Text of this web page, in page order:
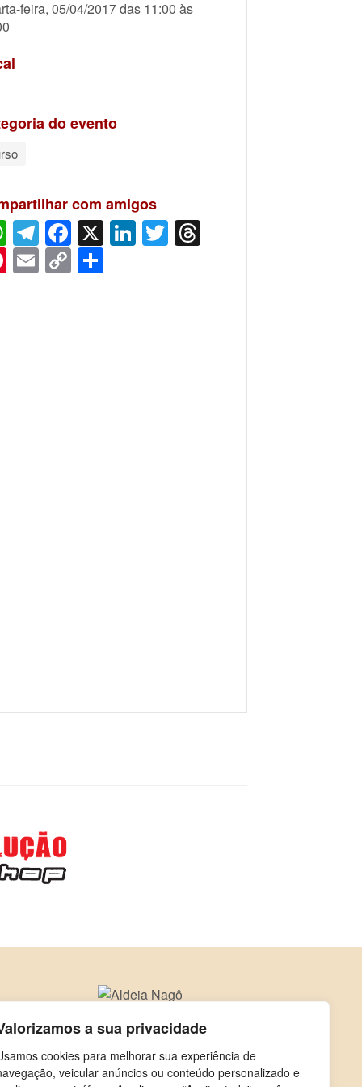
a sua privacidade
cookies para melhorar sua experiência de
veicular anúncios ou conteúdo personalizado e
feira, 05/04/2017 das 11:00 às
do evento
com amigos
WhatsApp
Telegram
Facebook
X LinkedIn
Twitter
Pinterest
Email
Copy
Link